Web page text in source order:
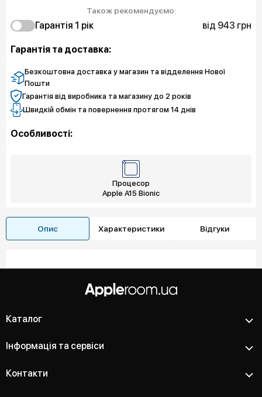
Також рекомендуємо:
Гарантія 1 рiк
від 943 грн
Гарантія та доставка:
Безкоштовна доставка у магазин та відделення Нової
Пошти
Гарантія від виробника та магазину до 2 років
Швидкій обмін та повернення протягом 14 днів
Особливості:
Процесор
Apple A15 Bionic
Опис Характеристики Відгуки
Каталог
Інформація та сервіси
Контакти